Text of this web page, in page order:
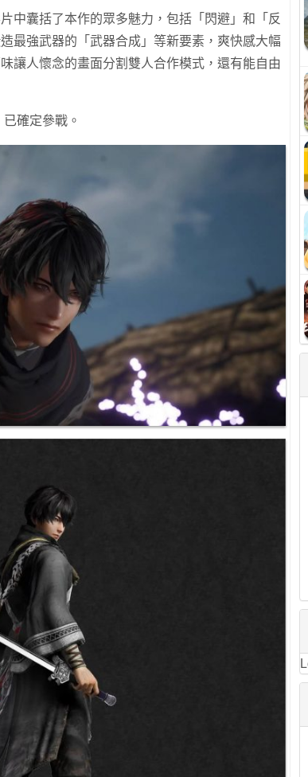
中囊括了本作的眾多魅力，包括「閃避」和「反
最強武器的「武器合成」等新要素，爽快感大幅
讓人懷念的畫面分割雙人合作模式，還有能自由
確定參戰。